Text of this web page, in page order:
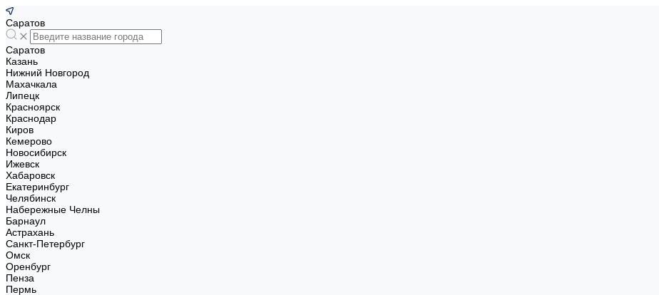
Саратов
Саратов
Казань
Нижний Новгород
Махачкала
Липецк
Красноярск
Краснодар
Киров
Кемерово
Новосибирск
Ижевск
Хабаровск
Екатеринбург
Челябинск
Набережные Челны
Барнаул
Астрахань
Санкт-Петербург
Омск
Оренбург
Пенза
Пермь